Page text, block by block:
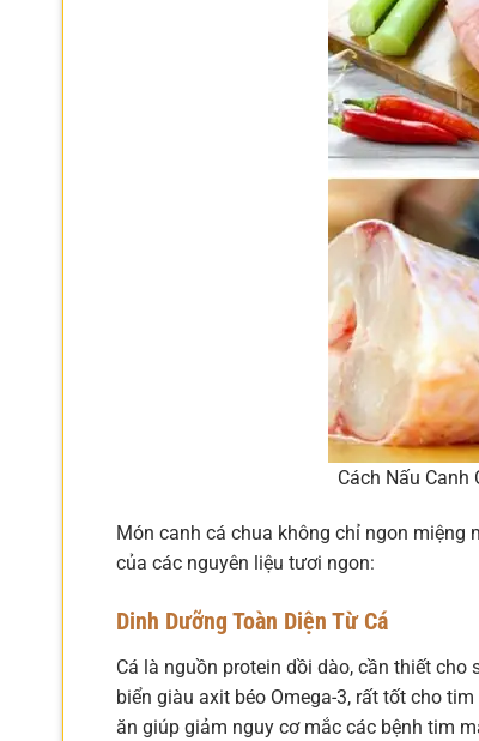
Cách Nấu Canh
Món canh cá chua không chỉ ngon miệng
của các nguyên liệu tươi ngon:
Dinh Dưỡng Toàn Diện Từ Cá
Cá là nguồn protein dồi dào, cần thiết
biển giàu axit béo Omega-3, rất tốt cho
ăn giúp giảm nguy cơ mắc các bệnh tim